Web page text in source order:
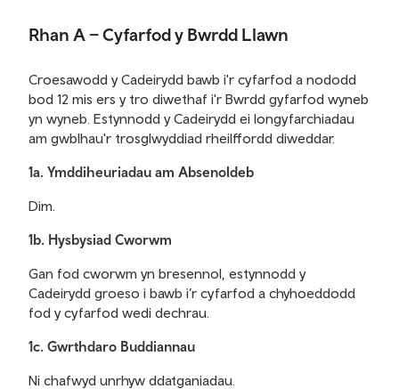
Rhan A – Cyfarfod y Bwrdd Llawn
Croesawodd y Cadeirydd bawb i'r cyfarfod a nododd
bod 12 mis ers y tro diwethaf i'r Bwrdd gyfarfod wyneb
yn wyneb. Estynnodd y Cadeirydd ei longyfarchiadau
am gwblhau'r trosglwyddiad rheilffordd diweddar.
1a. Ymddiheuriadau am Absenoldeb
Dim.
1b. Hysbysiad Cworwm
Gan fod cworwm yn bresennol, estynnodd y
Cadeirydd groeso i bawb i’r cyfarfod a chyhoeddodd
fod y cyfarfod wedi dechrau.
1c. Gwrthdaro Buddiannau
Ni chafwyd unrhyw ddatganiadau.